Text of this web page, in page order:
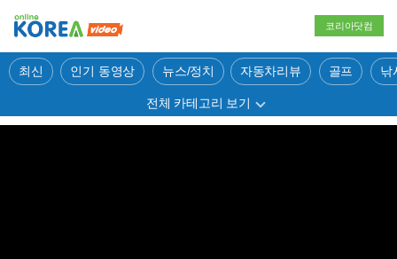
코리아닷컴
최신 인기 동영상 뉴스/정치 자동차리뷰 골프 낚
전체 카테고리 보기